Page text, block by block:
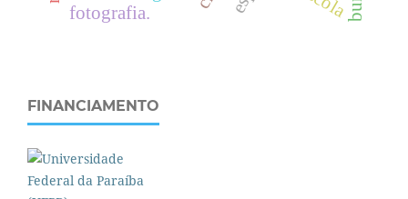
fotografia.
FINANCIAMENTO